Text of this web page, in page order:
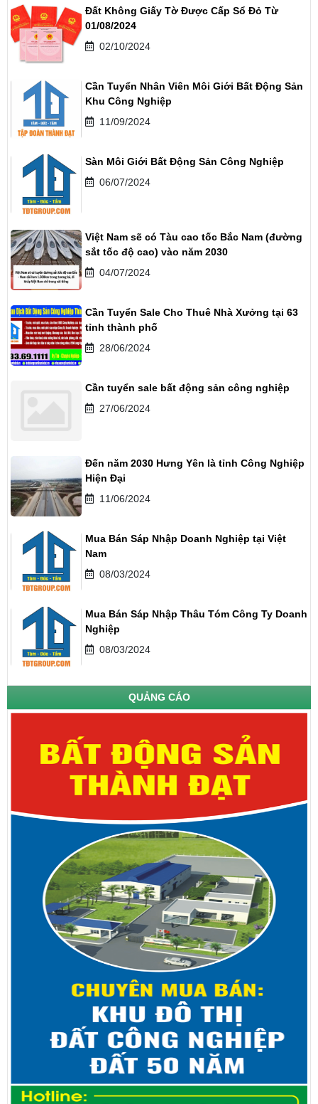
Đất Không Giấy Tờ Được Cấp Sổ Đỏ Từ
01/08/2024
02/10/2024
Cần Tuyển Nhân Viên Môi Giới Bất Động Sản
Khu Công Nghiệp
11/09/2024
Sàn Môi Giới Bất Động Sản Công Nghiệp
06/07/2024
Việt Nam sẽ có Tàu cao tốc Bắc Nam (đường
sắt tốc độ cao) vào năm 2030
04/07/2024
Cần Tuyển Sale Cho Thuê Nhà Xưởng tại 63
tỉnh thành phố
28/06/2024
Cần tuyển sale bất động sản công nghiệp
27/06/2024
Đến năm 2030 Hưng Yên là tỉnh Công Nghiệp
Hiện Đại
11/06/2024
Mua Bán Sáp Nhập Doanh Nghiệp tại Việt
Nam
08/03/2024
Mua Bán Sáp Nhập Thâu Tóm Công Ty Doanh
Nghiệp
08/03/2024
QUẢNG CÁO